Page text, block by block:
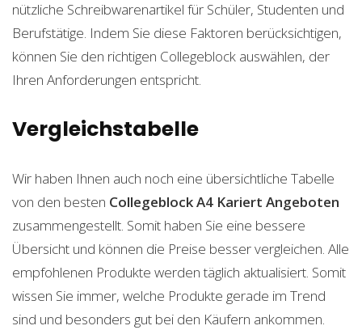
nützliche Schreibwarenartikel für Schüler, Studenten und
Berufstätige. Indem Sie diese Faktoren berücksichtigen,
können Sie den richtigen Collegeblock auswählen, der
Ihren Anforderungen entspricht.
Vergleichstabelle
Wir haben Ihnen auch noch eine übersichtliche Tabelle
von den besten Collegeblock A4 Kariert Angeboten
zusammengestellt. Somit haben Sie eine bessere
Übersicht und können die Preise besser vergleichen. Alle
empfohlenen Produkte werden täglich aktualisiert. Somit
wissen Sie immer, welche Produkte gerade im Trend
sind und besonders gut bei den Käufern ankommen.